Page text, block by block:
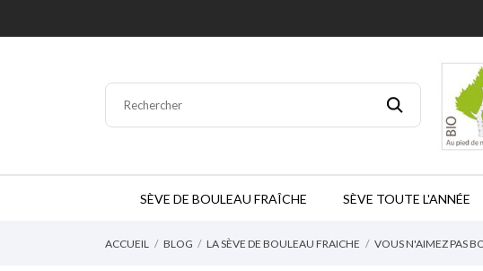
SÈVE DE BOULEAU FRAÎCHE SÈVE TOUTE L'ANNÉE
ACCUEIL BLOG LA SÈVE DE BOULEAU FRAICHE VOUS N'AIMEZ PAS